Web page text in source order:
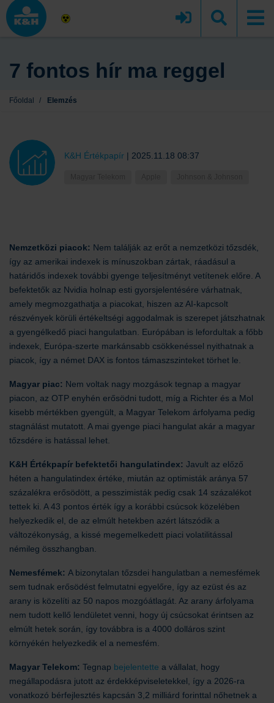
7 fontos hír ma reggel
Főoldal / Elemzés
K&H Értékpapír | 2025.11.18 08:37
Nemzetközi piacok: Nem találják az erőt a nemzetközi tőzsdék,
így az amerikai indexek is mínuszokban zártak, ráadásul a
határidős indexek további gyenge teljesítményt vetítenek előre. A
befektetők az Nvidia holnap esti gyorsjelentésére várhatnak,
amely megmozgathatja a piacokat, hiszen az AI-kapcsolt
részvények körüli értékeltségi aggodalmak is szerepet játszhatnak
a gyengélkedő piaci hangulatban. Európában is lefordultak a főbb
indexek, Európa-szerte markánsabb csökkenéssel nyithatnak a
piacok, így a német DAX is fontos támaszszinteket törhet le.
Magyar piac: Nem voltak nagy mozgások tegnap a magyar
piacon, az OTP enyhén erősödni tudott, míg a Richter és a Mol
kisebb mértékben gyengült, a Magyar Telekom árfolyama pedig
stagnálást mutatott. A mai gyenge piaci hangulat akár a magyar
tőzsdére is hatással lehet.
K&H Értékpapír befektetői hangulatindex: Javult az előző
héten a hangulatindex értéke, miután az optimisták aránya 57
százalékra erősödött, a pesszimisták pedig csak 14 százalékot
tettek ki. A 43 pontos érték így a korábbi csúcsok közelében
helyezkedik el, de az elmúlt hetekben azért látszódik a
változékonyság, a kissé megemelkedett piaci volatilitással
némileg összhangban.
Nemesfémek: A bizonytalan tőzsdei hangulatban a nemesfémek
sem tudnak erősödést felmutatni egyelőre, így az ezüst és az
arany is közelíti az 50 napos mozgóátlagát. Az arany árfolyama
nem tudott kellő lendületet venni, hogy új csúcsokat érintsen az
elmúlt hetek során, így továbbra is a 4000 dolláros szint
környékén helyezkedik el a nemesfém.
Magyar Telekom: Tegnap bejelentette a vállalat, hogy
megállapodásra jutott az érdekképviseletekkel, így a 2026-ra
vonatkozó bérfejlesztés kapcsán 3,2 milliárd forinttal nőhetnek a